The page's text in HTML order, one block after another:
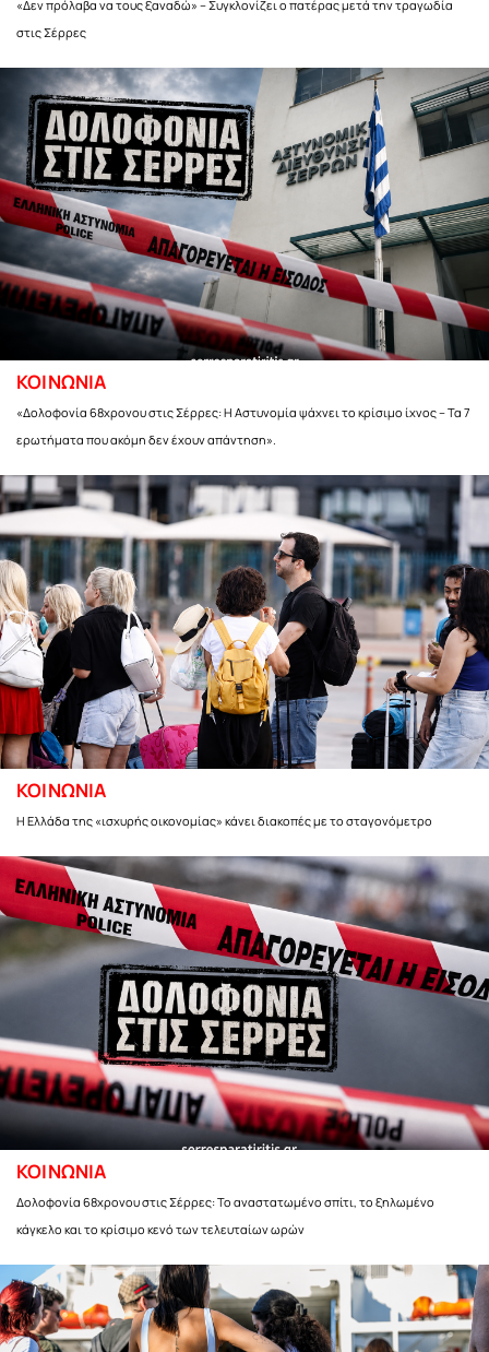
«Δεν πρόλαβα να τους ξαναδώ» – Συγκλονίζει ο πατέρας μετά την τραγωδία
στις Σέρρες
ΚΟΙΝΩΝΙΑ
«Δολοφονία 68χρονου στις Σέρρες: Η Αστυνομία ψάχνει το κρίσιμο ίχνος – Τα 7
ερωτήματα που ακόμη δεν έχουν απάντηση».
ΚΟΙΝΩΝΙΑ
Η Ελλάδα της «ισχυρής οικονομίας» κάνει διακοπές με το σταγονόμετρο
ΚΟΙΝΩΝΙΑ
Δολοφονία 68χρονου στις Σέρρες: Το αναστατωμένο σπίτι, το ξηλωμένο
κάγκελο και το κρίσιμο κενό των τελευταίων ωρών